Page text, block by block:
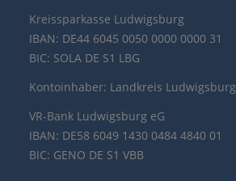
Kreissparkasse Ludwigsburg
IBAN: DE44 6045 0050 0000 0000 31
BIC: SOLA DE S1 LBG
Kontoinhaber: Landkreis Ludwigsburg
VR-Bank Ludwigsburg eG
IBAN: DE58 6049 1430 0484 4840 01
BIC: GENO DE S1 VBB